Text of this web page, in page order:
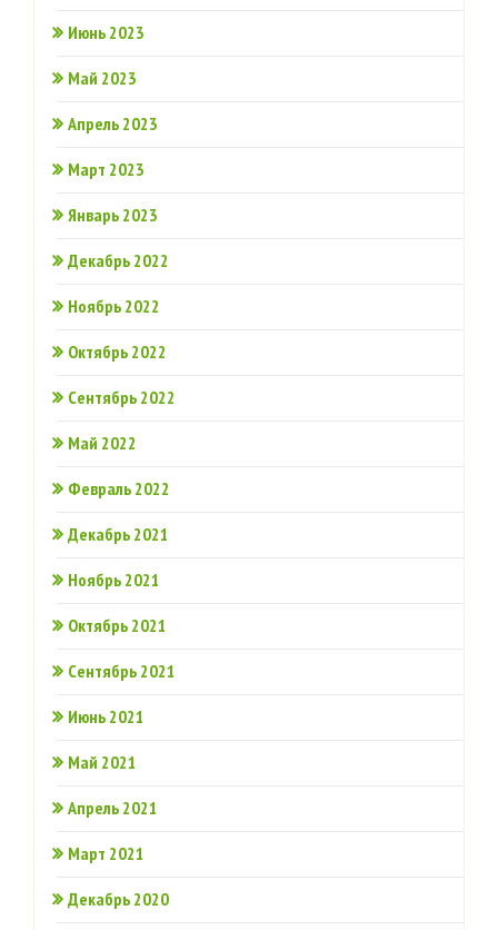
Июнь 2023
Май 2023
Апрель 2023
Март 2023
Январь 2023
Декабрь 2022
Ноябрь 2022
Октябрь 2022
Сентябрь 2022
Май 2022
Февраль 2022
Декабрь 2021
Ноябрь 2021
Октябрь 2021
Сентябрь 2021
Июнь 2021
Май 2021
Апрель 2021
Март 2021
Декабрь 2020